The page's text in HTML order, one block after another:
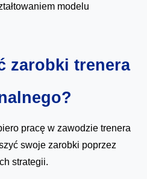
modelu
zarobki trenera
pracę w zawodzie trenera
swoje zarobki poprzez
strategii.